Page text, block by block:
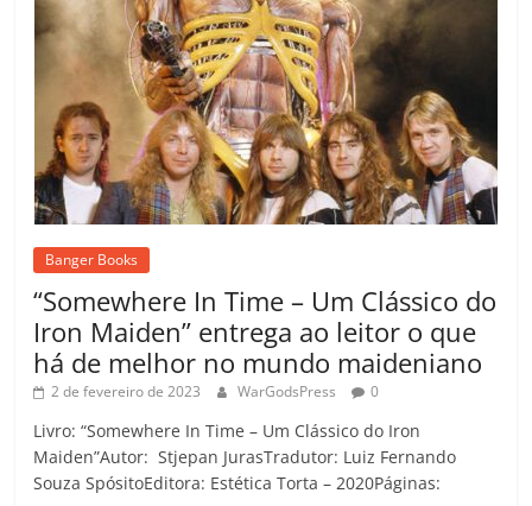
Banger Books
“Somewhere In Time – Um Clássico do
Iron Maiden” entrega ao leitor o que
há de melhor no mundo maideniano
2 de fevereiro de 2023 WarGodsPress 0
Livro: “Somewhere In Time – Um Clássico do Iron
Maiden”Autor: Stjepan JurasTradutor: Luiz Fernando
Souza SpósitoEditora: Estética Torta – 2020Páginas: